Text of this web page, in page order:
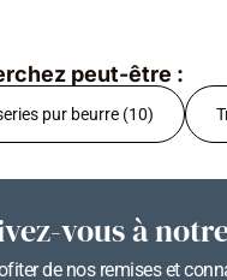
peut-être :
pur beurre (10)
vous à
de nos remises et